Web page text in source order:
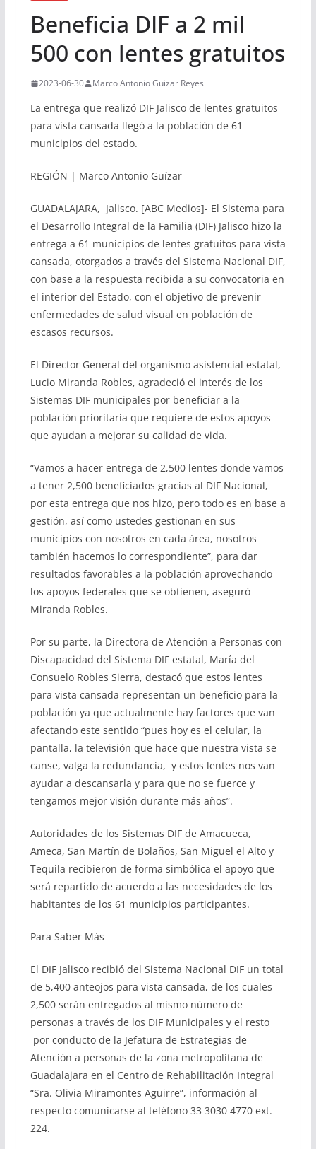
Beneficia DIF a 2 mil
500 con lentes gratuitos
2023-06-30 Marco Antonio Guizar Reyes
La entrega que realizó DIF Jalisco de lentes gratuitos
para vista cansada llegó a la población de 61
municipios del estado.
REGIÓN | Marco Antonio Guízar
GUADALAJARA, Jalisco. [ABC Medios]- El Sistema para
el Desarrollo Integral de la Familia (DIF) Jalisco hizo la
entrega a 61 municipios de lentes gratuitos para vista
cansada, otorgados a través del Sistema Nacional DIF,
con base a la respuesta recibida a su convocatoria en
el interior del Estado, con el objetivo de prevenir
enfermedades de salud visual en población de
escasos recursos.
El Director General del organismo asistencial estatal,
Lucio Miranda Robles, agradeció el interés de los
Sistemas DIF municipales por beneficiar a la
población prioritaria que requiere de estos apoyos
que ayudan a mejorar su calidad de vida.
“Vamos a hacer entrega de 2,500 lentes donde vamos
a tener 2,500 beneficiados gracias al DIF Nacional,
por esta entrega que nos hizo, pero todo es en base a
gestión, así como ustedes gestionan en sus
municipios con nosotros en cada área, nosotros
también hacemos lo correspondiente”, para dar
resultados favorables a la población aprovechando
los apoyos federales que se obtienen, aseguró
Miranda Robles.
Por su parte, la Directora de Atención a Personas con
Discapacidad del Sistema DIF estatal, María del
Consuelo Robles Sierra, destacó que estos lentes
para vista cansada representan un beneficio para la
población ya que actualmente hay factores que van
afectando este sentido “pues hoy es el celular, la
pantalla, la televisión que hace que nuestra vista se
canse, valga la redundancia, y estos lentes nos van
ayudar a descansarla y para que no se fuerce y
tengamos mejor visión durante más años”.
Autoridades de los Sistemas DIF de Amacueca,
Ameca, San Martín de Bolaños, San Miguel el Alto y
Tequila recibieron de forma simbólica el apoyo que
será repartido de acuerdo a las necesidades de los
habitantes de los 61 municipios participantes.
Para Saber Más
El DIF Jalisco recibió del Sistema Nacional DIF un total
de 5,400 anteojos para vista cansada, de los cuales
2,500 serán entregados al mismo número de
personas a través de los DIF Municipales y el resto
por conducto de la Jefatura de Estrategias de
Atención a personas de la zona metropolitana de
Guadalajara en el Centro de Rehabilitación Integral
“Sra. Olivia Miramontes Aguirre”, información al
respecto comunicarse al teléfono 33 3030 4770 ext.
224.